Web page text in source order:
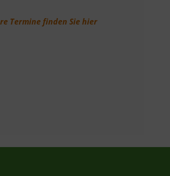
Termine finden Sie hier